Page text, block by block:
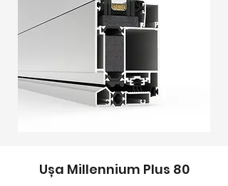
Ușa Millennium Plus 80